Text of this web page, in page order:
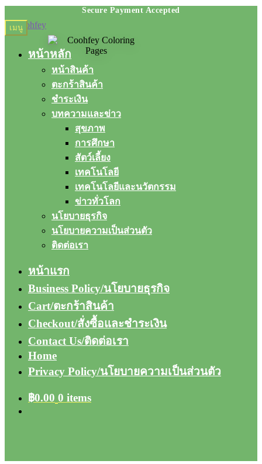
Skip
to
Skip
to
เมนู
หน้าหลัก
หน้าสินค้า
ตะกร้าสินค้า
ชำระเงิน
บทความและข่าว
สุขภาพ
การศึกษา
สัตว์เลี้ยง
เทคโนโลยี
เทคโนโลยีและนวัตกรรม
ข่าวทั่วโลก
นโยบายธุรกิจ
นโยบายความเป็นส่วนตัว
ติดต่อเรา
หน้าแรก
Business Policy/นโยบายธุรกิจ
Cart/ตะกร้าสินค้า
Checkout/สั่งซื้อและชำระเงิน
Contact Us/ติดต่อเรา
Home
Privacy Policy/นโยบายความเป็นส่วนตัว
฿0.00 0 items